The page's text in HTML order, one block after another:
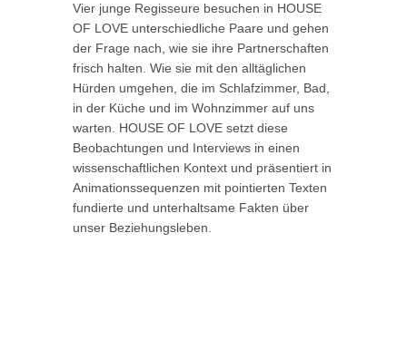
Vier junge Regisseure besuchen in HOUSE
OF LOVE unterschiedliche Paare und gehen
der Frage nach, wie sie ihre Partnerschaften
frisch halten. Wie sie mit den alltäglichen
Hürden umgehen, die im Schlafzimmer, Bad,
in der Küche und im Wohnzimmer auf uns
warten. HOUSE OF LOVE setzt diese
Beobachtungen und Interviews in einen
wissenschaftlichen Kontext und präsentiert in
Animationssequenzen mit pointierten Texten
fundierte und unterhaltsame Fakten über
unser Beziehungsleben.